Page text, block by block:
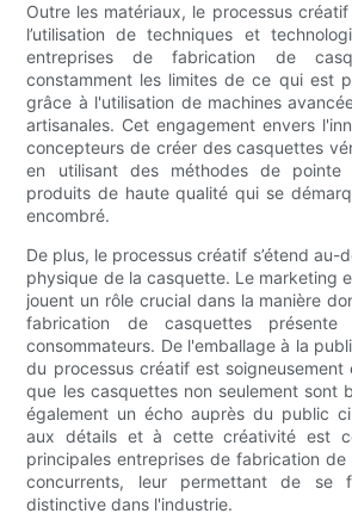
Outre les matériaux, le processus
l’utilisation de techniques et
entreprises de fabrication de
constamment les limites de ce qui est
grâce à l'utilisation de machines
artisanales. Cet engagement envers
concepteurs de créer des casquettes
en utilisant des méthodes de pointe
produits de haute qualité qui se
encombré.
De plus, le processus créatif s’étend au-
physique de la casquette. Le marketing
jouent un rôle crucial dans la manière
fabrication de casquettes
consommateurs. De l'emballage à la
du processus créatif est
que les casquettes non seulement sont
également un écho auprès du public
aux détails et à cette créativité est
principales entreprises de fabrication
concurrents, leur permettant de se
distinctive dans l'industrie.